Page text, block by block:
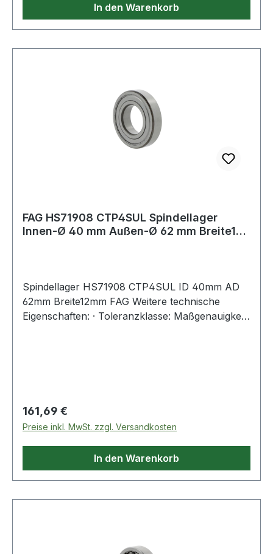
In den Warenkorb
FAG HS71908 CTP4SUL Spindellager
Innen-Ø 40 mm Außen-Ø 62 mm Breite12
Spindellager HS71908 CTP4SUL ID 40mm AD
62mm Breite12mm FAG Weitere technische
Eigenschaften: · Toleranzklasse: Maßgenauigkeit
Regulärer Preis:
161,69 €
Preise inkl. MwSt. zzgl. Versandkosten
In den Warenkorb